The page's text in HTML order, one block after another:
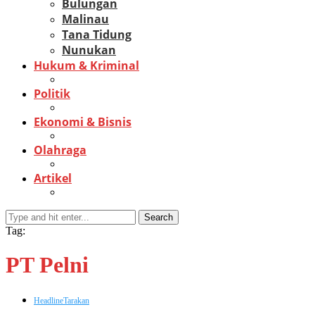
Bulungan
Malinau
Tana Tidung
Nunukan
Hukum & Kriminal
Politik
Ekonomi & Bisnis
Olahraga
Artikel
Search
Tag:
PT Pelni
HeadlineTarakan